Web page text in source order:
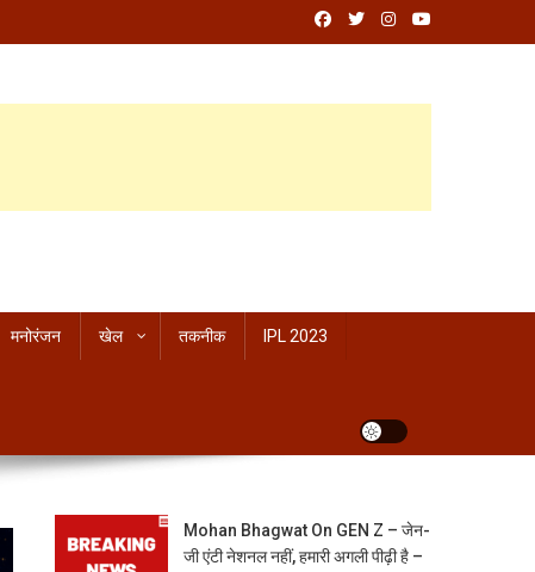
मनोरंजन खेल तकनीक IPL 2023
Mohan Bhagwat On GEN Z – जेन-
जी एंटी नेशनल नहीं, हमारी अगली पीढ़ी है –